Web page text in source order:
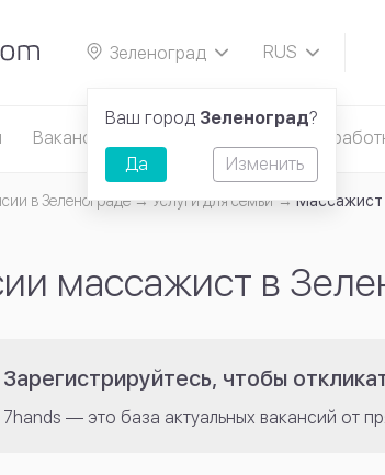
Зеленоград
RUS
Вакансии сиделки Вакансии
в Зеленограде Услуги для семьи Массажист
массажист в
Зарегистрируйтесь, чтобы
7hands — это база актуальных вакансий от
Ваш город Зеленоград?
Да Изменить